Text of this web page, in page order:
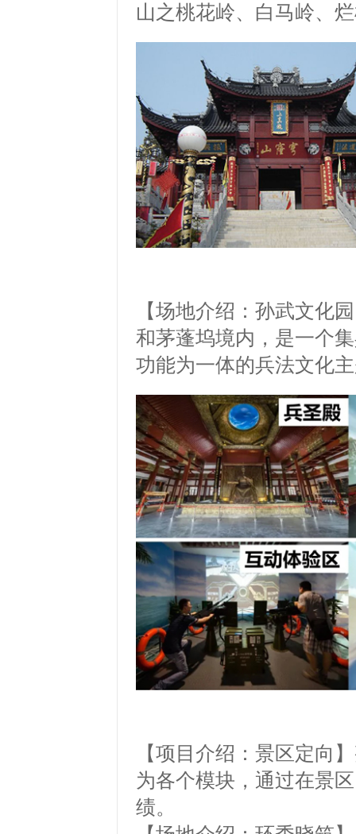
山之桃花岭、白马岭、
【场地介绍：孙武文化
和茅蓬坞境内，是一个
功能为一体的兵法文化
【项目介绍：景区定向】
为各个模块，通过在景
绩。